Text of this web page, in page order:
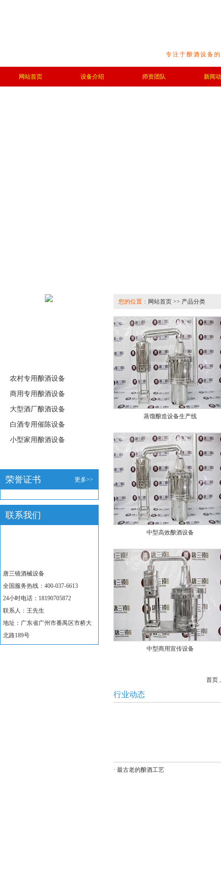
专注于酿酒设备
网站首页 设备介绍 师资团队 新闻
农村专用酿酒设备
商用专用酿酒设备
大型酒厂酿酒设备
白酒专用催陈设备
小型家用酿酒设备
更多>>
荣誉证书
联系我们
唐三镜酒械设备
全国服务热线：400-037-6613
24小时电话：18190705872
联系人：王先生
地址：广东省广州市番禺区市桥大
北路189号
您的位置： 网站首页 >> 产品分类
蒸馏酿造设备生产线
中型高效酿酒设备
中型商用宣传设备
首页
行业动态
· 最古老的酿酒工艺